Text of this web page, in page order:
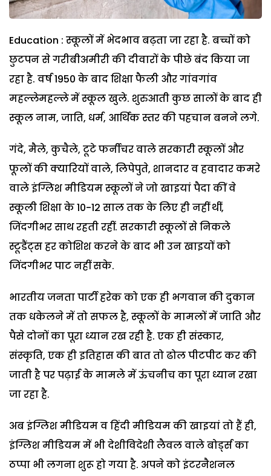
Education : स्कूलों में भेदभाव बढ़ता जा रहा है. बच्चों को
छुटपन से गरीबीअमीरी की दीवारों के पीछे बंद किया जा
रहा है. वर्ष 1950 के बाद शिक्षा फैली और गांवगांव
महल्लेमहल्ले में स्कूल खुले. शुरुआती कुछ सालों के बाद ही
स्कूल नाम, जाति, धर्म, आर्थिक स्तर की पहचान बनने लगे.
गंदे, मैले, कुचैले, टूटे फर्नीचर वाले सरकारी स्कूलों और
फूलों की क्यारियों वाले, लिपेपुते, शानदार व हवादार कमरे
वाले इंग्लिश मीडियम स्कूलों ने जो खाइयां पैदा कीं वे
स्कूली शिक्षा के 10-12 साल तक के लिए ही नहीं थीं,
जिंदगीभर साथ रहती रहीं. सरकारी स्कूलों से निकले
स्टूडैंट्स हर कोशिश करने के बाद भी उन खाइयों को
जिंदगीभर पाट नहीं सके.
भारतीय जनता पार्टी हरेक को एक ही भगवान की दुकान
तक धकेलने में तो सफल है, स्कूलों के मामलों में जाति और
पैसे दोनों का पूरा ध्यान रख रही है. एक ही संस्कार,
संस्कृति, एक ही इतिहास की बात तो ढोल पीटपीट कर की
जाती है पर पढ़ाई के मामले में ऊंचनीच का पूरा ध्यान रखा
जा रहा है.
अब इंग्लिश मीडियम व हिंदी मीडियम की खाइयां तो हैं ही,
इंग्लिश मीडियम में भी देशीविदेशी लैवल वाले बोर्ड्स का
ठप्पा भी लगना शुरू हो गया है. अपने को इंटरनैशनल